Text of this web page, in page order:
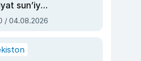
sun’iy
boshqara
qolishidan xavotir
/ 04.08.2026